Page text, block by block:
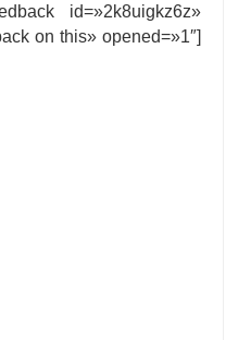
id=»2k8uigkz6z»
on this» opened=»1″]